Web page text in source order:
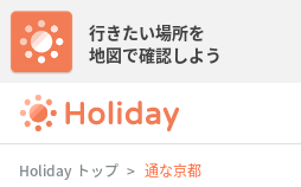
行きたい場所を
地図で確認しよう
Holiday トップ 通な京都